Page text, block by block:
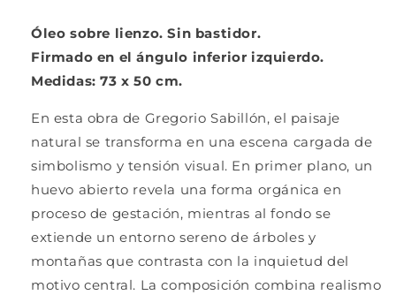
Óleo sobre lienzo. Sin bastidor.
Firmado en el ángulo inferior izquierdo.
Medidas: 73 x 50 cm.
En esta obra de Gregorio Sabillón, el paisaje
natural se transforma en una escena cargada de
simbolismo y tensión visual. En primer plano, un
huevo abierto revela una forma orgánica en
proceso de gestación, mientras al fondo se
extiende un entorno sereno de árboles y
montañas que contrasta con la inquietud del
motivo central. La composición combina realismo